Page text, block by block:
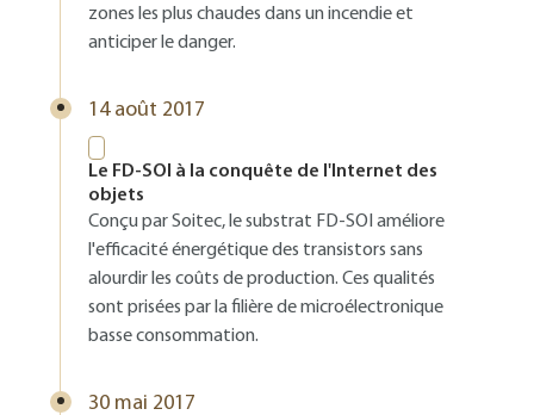
zones les plus chaudes dans un incendie et
anticiper le danger.
14 août 2017
Le FD-SOI à la conquête de l'Internet des
objets
Conçu par Soitec, le substrat FD-SOI améliore
l'efficacité énergétique des transistors sans
alourdir les coûts de production. Ces qualités
sont prisées par la filière de microélectronique
basse consommation.
30 mai 2017